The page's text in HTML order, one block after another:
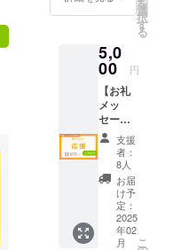
くださ
い ■モ
特典 希
望者に
就業サ
ポート
を提供
（完全
保証で
はござ
いませ
ん） 修
了後に
参加証
明書を
発行 ■
注意事
ター期
容 期
間：
2024年
6月1日
～2024
年12月
31日
（予
定） 内
容：A～
Dのいず
れかの
コース
を選択
し受講
指しま
ター対
象者 IT
未経験
者大歓
迎 20～
30代の
女性が
主な対
象（年
齢制限
なし、
就業希
望のな
い方も
のご参
し上げ
ます。
■モニ
ター募
集の目
的 受講
生の率
直な意
見をも
とに、
今後の
コース
内容や
運営体
イプ
C/USB
タイプ
A) 本体
ポー
ト：
input/U
SBタイ
プC、
output/
USBタ
イプA
素材：
本体は
イル充
電器】
容量：
3.7V/50
00mAh
（18.5
Wh）1
～2回充
電可能
入力：
5V/2A
（最
大） 出
力：
ご相談
させて
いただ
きま
す。
②
ご指定
いただ
いた内
容で店
舗HPに
「協
賛」と
ナー掲
載
①
お礼の
ご連絡
をさせ
ていた
だき、
掲載内
容（文
字）に
ついて
ご相談
※※※支援
時、必
ず備考
欄に掲
載を希
望され
るお名
前をご
記入く
ださ
い。 ・
掲載期
間：事
業が存
いただ
きま
【モバ
イル充
電器】
容量：
3.7V/50
00mAh
（18.5
Wh）1
～2回充
電可能
入力：
5V/2A
（最
大） 出
選
択
す
る
5,0
00 円
【お礼
メッ
セー
ジ】 代
表の田
中が心
を込め
てお礼
のメッ
セージ
をメー
ルにて
支援
者：
8人
お届
け予
定：
2025
年02
月
こ